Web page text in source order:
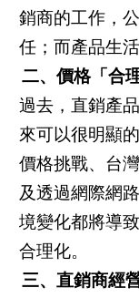
銷商的工作，
任；而產品生
二、價格「合
過去，直銷產
來可以很明顯
價格挑戰、台
及透過網際網
境變化都將導
合理化。
三、直銷商經